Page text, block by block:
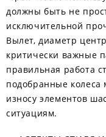
должны быть не
исключительной
Вылет, диаметр
критически важные
правильная работа
подобранные
износу элементов
ситуациям.